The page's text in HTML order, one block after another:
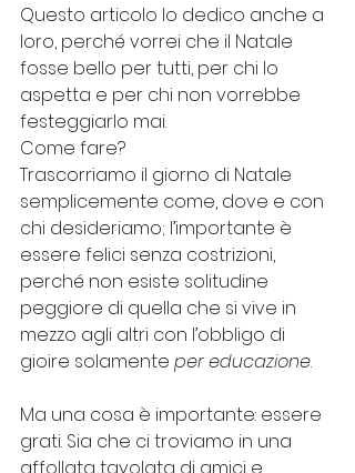
Questo articolo lo dedico anche a
loro, perché vorrei che il Natale
fosse bello per tutti, per chi lo
aspetta e per chi non vorrebbe
festeggiarlo mai.
Come fare?
Trascorriamo il giorno di Natale
semplicemente come, dove e con
chi desideriamo; l’importante è
essere felici senza costrizioni,
perché non esiste solitudine
peggiore di quella che si vive in
mezzo agli altri con l’obbligo di
gioire solamente per educazione.
Ma una cosa è importante: essere
grati. Sia che ci troviamo in una
affollata tavolata di amici e